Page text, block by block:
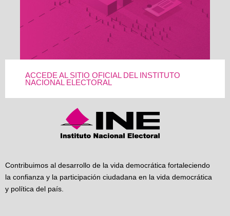
ACCEDE AL SITIO OFICIAL DEL INSTITUTO
NACIONAL ELECTORAL
Contribuimos al desarrollo de la vida democrática fortaleciendo
la confianza y la participación ciudadana en la vida democrática
y política del país.